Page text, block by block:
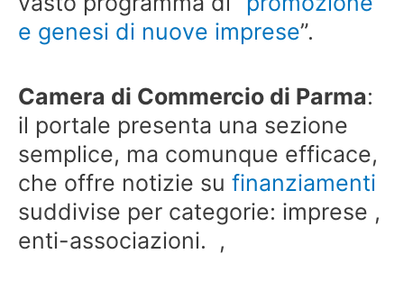
e genesi di nuove imprese”.
Camera di Commercio di Parma:
il portale presenta una sezione
semplice, ma comunque efficace,
che offre notizie su finanziamenti
suddivise per categorie: imprese ,
enti-associazioni. ,